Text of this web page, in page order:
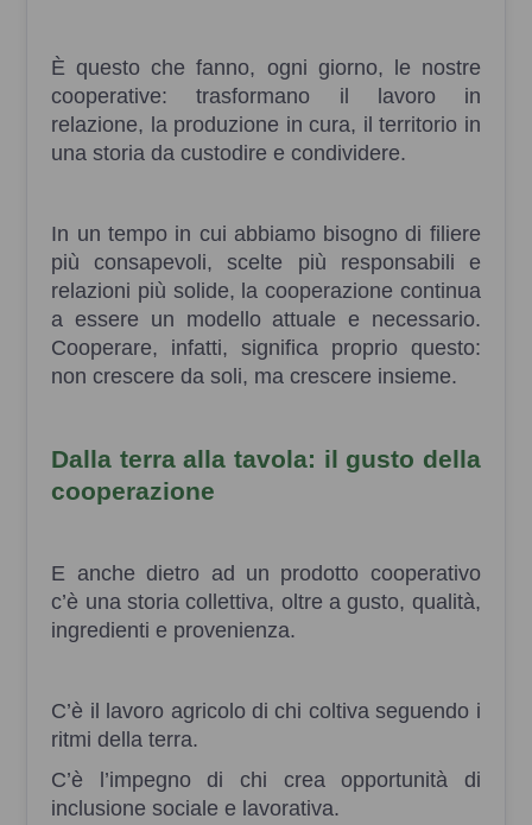
È questo che fanno, ogni giorno, le nostre
cooperative: trasformano il lavoro in
relazione, la produzione in cura, il territorio in
una storia da custodire e condividere.
In un tempo in cui abbiamo bisogno di filiere
più consapevoli, scelte più responsabili e
relazioni più solide, la cooperazione continua
a essere un modello attuale e necessario.
Cooperare, infatti, significa proprio questo:
non crescere da soli, ma crescere insieme.
Dalla terra alla tavola: il gusto della
cooperazione
E anche dietro ad un prodotto cooperativo
c’è una storia collettiva, oltre a gusto, qualità,
ingredienti e provenienza.
C’è il lavoro agricolo di chi coltiva seguendo i
ritmi della terra.
C’è l’impegno di chi crea opportunità di
inclusione sociale e lavorativa.